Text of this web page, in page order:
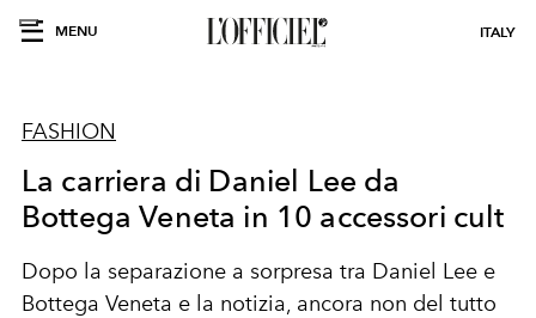
MENU ITALY
FASHION
La carriera di Daniel Lee da
Bottega Veneta in 10 accessori cult
Dopo la separazione a sorpresa tra Daniel Lee e
Bottega Veneta e la notizia, ancora non del tutto